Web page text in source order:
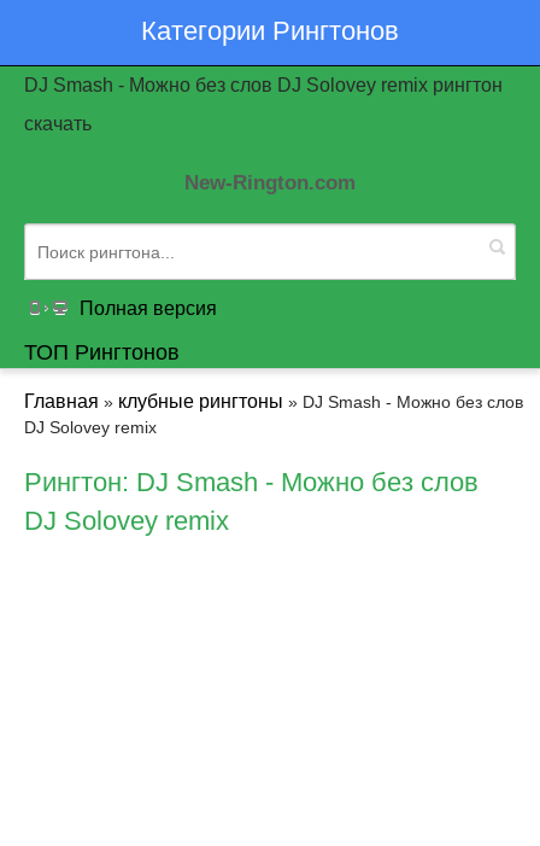
Категории Рингтонов
DJ Smash - Можно без слов DJ Solovey remix рингтон
скачать
New-Rington.com
Полная версия
ТОП Рингтонов
Главная » клубные рингтоны » DJ Smash - Можно без слов
DJ Solovey remix
Рингтон: DJ Smash - Можно без слов
DJ Solovey remix